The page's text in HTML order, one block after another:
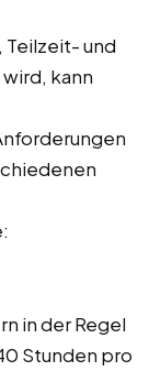
und
kann
in der Regel
Stunden pro